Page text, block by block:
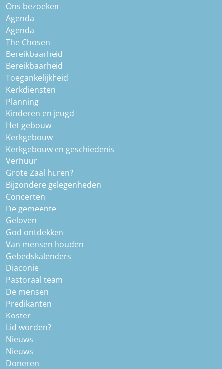
Ons bezoeken
Agenda
Agenda
The Chosen
Bereikbaarheid
Bereikbaarheid
Toegankelijkheid
Kerkdiensten
Planning
Kinderen en jeugd
Het gebouw
Kerkgebouw
Kerkgebouw en geschiedenis
Verhuur
Grote Zaal huren?
Bijzondere gelegenheden
Concerten
De gemeente
Geloven
God ontdekken
Van mensen houden
Gebedskalenders
Diaconie
Pastoraal team
De mensen
Predikanten
Koster
Lid worden?
Nieuws
Nieuws
Doneren